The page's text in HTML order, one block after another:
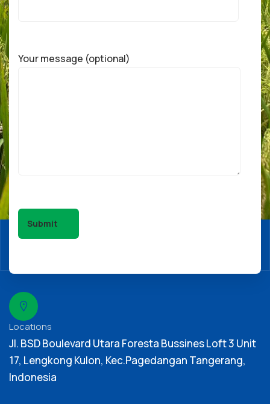
Your message (optional)
Locations
Jl. BSD Boulevard Utara Foresta Bussines Loft 3 Unit
17, Lengkong Kulon, Kec.Pagedangan Tangerang,
Indonesia